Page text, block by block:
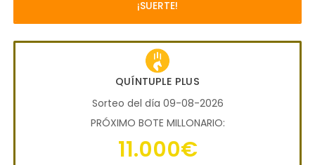
¡SUERTE!
QUÍNTUPLE PLUS
Sorteo del día 09-08-2026
PRÓXIMO BOTE MILLONARIO:
11.000€